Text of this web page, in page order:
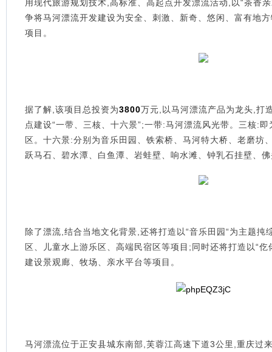
用现代旅游规划技术,高标准、高起点开发漂流活动,以“茶香
争将马河漂流开发建设为安全、刺激、新奇、悠闲、富有地
项目。
据了解,该项目总投资为3800万元,以马河漂流产品为龙头,打
点建设“一带、三核、十六景”;一带:马河漂流风光带。三核:
区。十六景:分别为音乐田园、铁索桥、马河特大桥、老磨坊
跃马石、碧水潭、白鱼潭、岩蛙壁、响水滩、钟乳石挂壁、
除了漂流,结合当地文化背景,还将打造以“音乐田园“为主题扽
区、儿童水上游乐区、高端民宿区等项目;同时还将打造以“
建设景观廊、牧场、亲水平台等项目。
马河漂流位于正安县城东南部,芙蓉江高速下道3公里,重庆过